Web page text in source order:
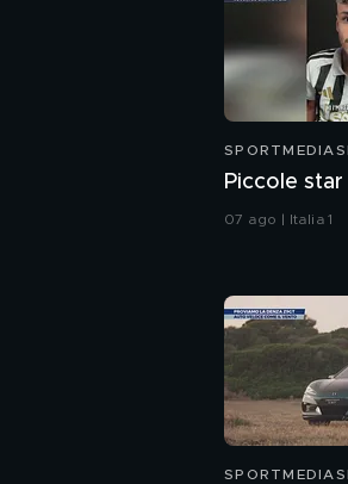
Piccole
07 ago | Italia 1